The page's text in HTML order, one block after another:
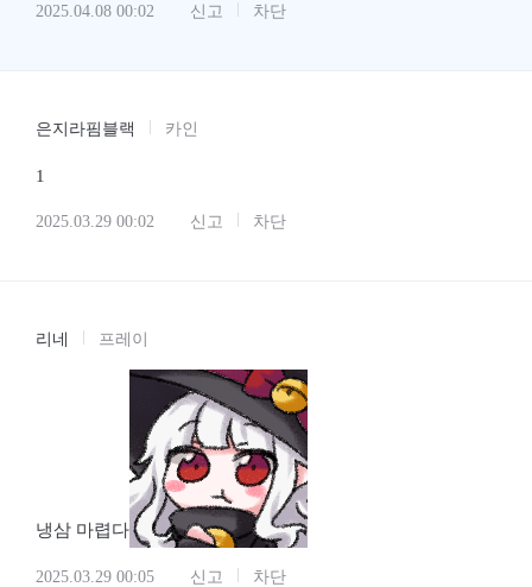
2025.04.08 00:02 신고 차단
은지라핌블랙 카인
1
2025.03.29 00:02 신고 차단
리네 프레이
냉삼 마렵다
2025.03.29 00:05 신고 차단